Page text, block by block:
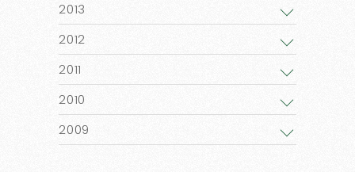
2013
2012
2011
2010
2009